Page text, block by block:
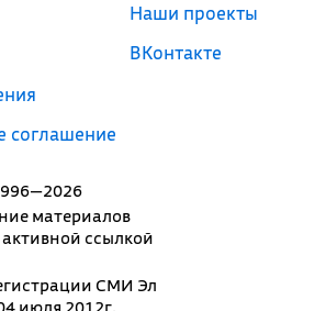
материалов
ссылкой
СМИ Эл
июля 2012г.
соглашение
Наши проекты
ВКонтакте